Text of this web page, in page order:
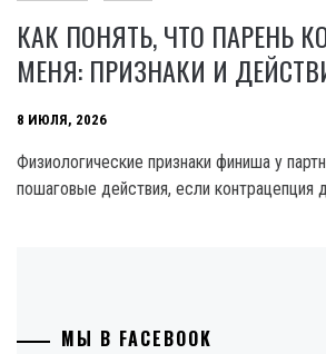
КАК ПОНЯТЬ, ЧТО ПАРЕНЬ
МЕНЯ: ПРИЗНАКИ И
8 ИЮЛЯ, 2026
Физиологические признаки финиша у
пошаговые действия, если контрацепция
МЫ В FACEBOOK